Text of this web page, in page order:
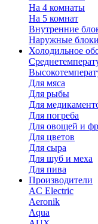
На 4 комнаты
На 5 комнат
Внутренние
Наружные блоки
Холодильное
Для мяса
Для рыбы
Для
Для погреба
Для овощей и
Для цветов
Для сыра
Для шуб и меха
Для пива
Производители
AC Electric
Aeronik
Aqua